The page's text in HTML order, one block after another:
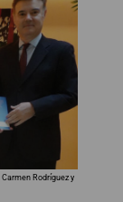
Rodríguez y